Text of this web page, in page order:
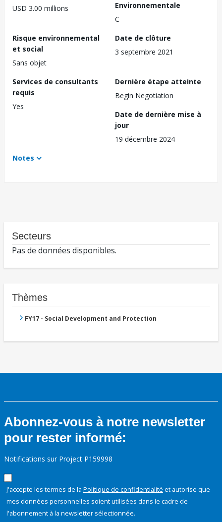
USD 3.00 millions
Environnementale
C
Risque environnemental
et social
Sans objet
Date de clôture
3 septembre 2021
Services de consultants
requis
Yes
Dernière étape atteinte
Begin Negotiation
Date de dernière mise à
jour
19 décembre 2024
Notes
Secteurs
Pas de données disponibles.
Thèmes
FY17 - Social Development and Protection
Abonnez-vous à notre newsletter
pour rester informé:
Notifications sur Project P159998
J'accepte les termes de la Politique de confidentialité et autorise que
mes données personnelles soient utilisées dans le cadre de
l'abonnement à la newsletter sélectionnée.